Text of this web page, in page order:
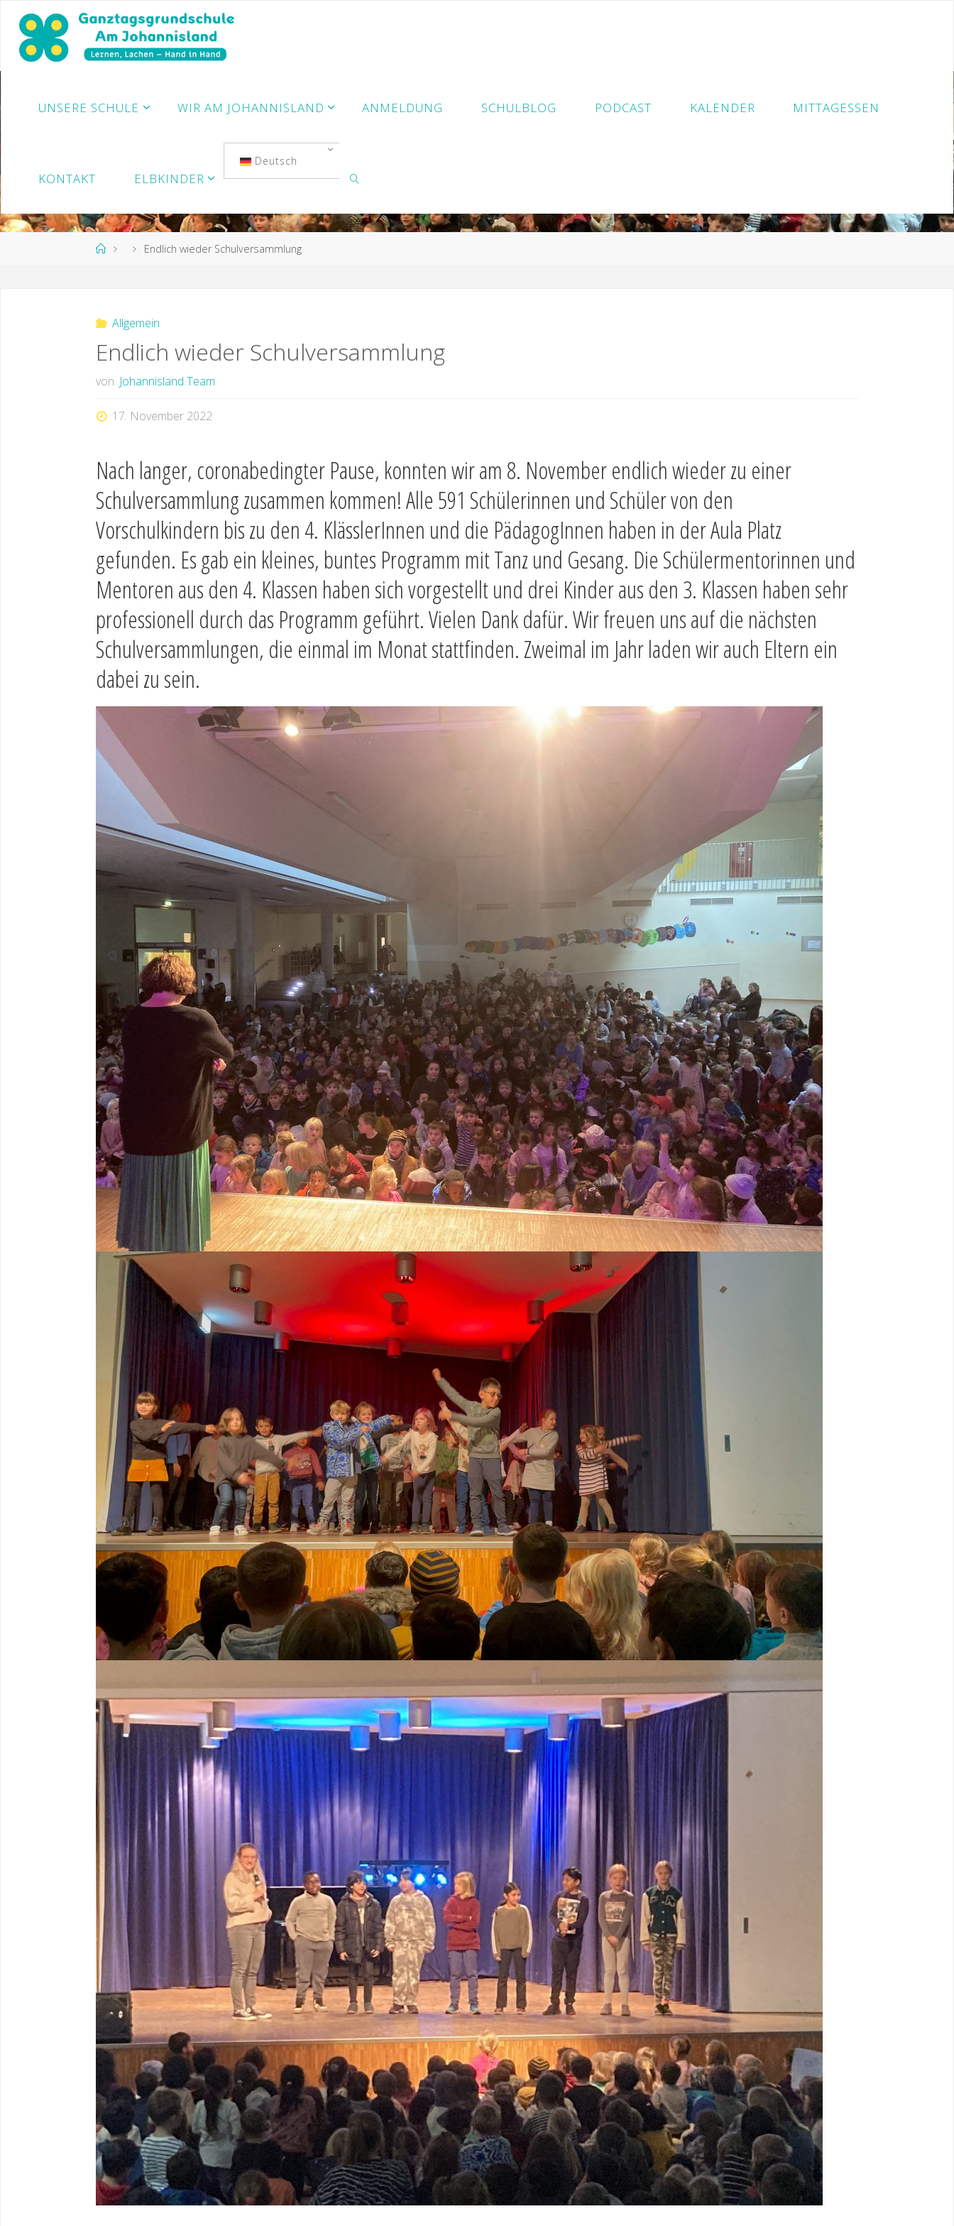
Inhalt
springen
UNSERE SCHULE WIR AM JOHANNISLAND ANMELDUNG SCHULBLOG PODCAST KALENDER MITTAGESSEN
KONTAKT ELBKINDER
Deutsch
Start Endlich wieder Schulversammlung
Allgemein
Endlich wieder Schulversammlung
von Johannisland Team
17. November 2022
Nach langer, coronabedingter Pause, konnten wir am 8. November endlich wieder zu einer
Schulversammlung zusammen kommen! Alle 591 Schülerinnen und Schüler von den
Vorschulkindern bis zu den 4. KlässlerInnen und die PädagogInnen haben in der Aula Platz
gefunden. Es gab ein kleines, buntes Programm mit Tanz und Gesang. Die Schülermentorinnen und
Mentoren aus den 4. Klassen haben sich vorgestellt und drei Kinder aus den 3. Klassen haben sehr
professionell durch das Programm geführt. Vielen Dank dafür. Wir freuen uns auf die nächsten
Schulversammlungen, die einmal im Monat stattfinden. Zweimal im Jahr laden wir auch Eltern ein
dabei zu sein.